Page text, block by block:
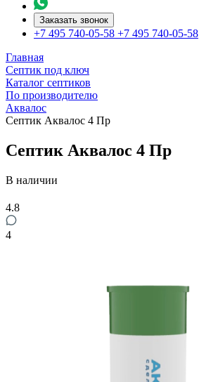
Заказать звонок
+7 495 740-05-58 +7 495 740-05-58
Главная
Септик под ключ
Каталог септиков
По производителю
Аквалос
Септик Аквалос 4 Пр
Септик Аквалос 4 Пр
В наличии
4.8
4